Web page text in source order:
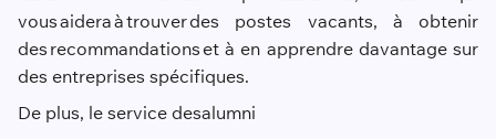
vous aidera à trouver des postes vacants, à obtenir
des recommandations et à en apprendre davantage sur
des entreprises spécifiques.
De plus, le service desalumni